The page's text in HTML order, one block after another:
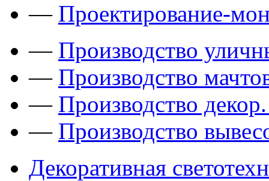
— Проектирование-
— Производство
— Производство
— Производство
— Производство
Декоративная